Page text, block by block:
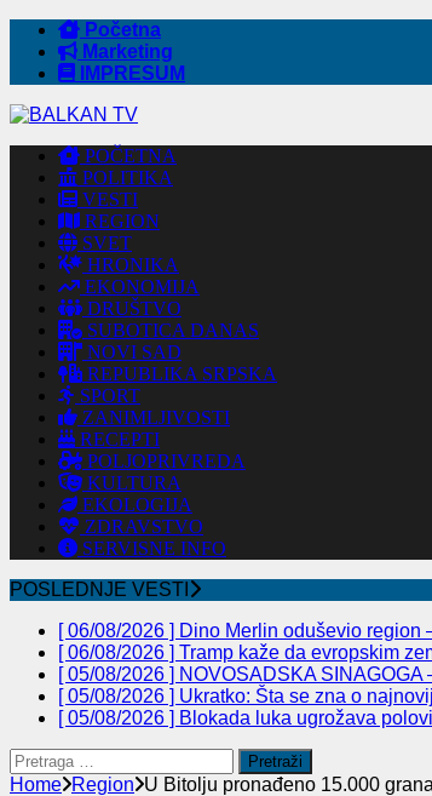
Početna
Marketing
IMPRESUM
POČETNA
POLITIKA
VESTI
REGION
SVET
HRONIKA
EKONOMIJA
DRUŠTVO
SUBOTICA DANAS
NOVI SAD
REPUBLIKA SRPSKA
SPORT
ZANIMLJIVOSTI
RECEPTI
POLJOPRIVREDA
KULTURA
EKOLOGIJA
ZDRAVSTVO
SERVISNE INFO
POSLEDNJE VESTI
[ 06/08/2026 ] Dino Merlin oduševio region
[ 06/08/2026 ] Tramp kaže da evropskim
[ 05/08/2026 ] NOVOSADSKA
[ 05/08/2026 ] Ukratko: Šta se zna o
[ 05/08/2026 ] Blokada luka ugrožava
Pretraga
za:
Home Region U Bitolju pronađeno 15.000